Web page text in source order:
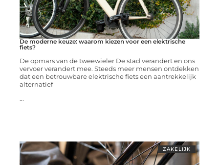
De moderne keuze: waarom kiezen voor een elektrische
fiets?
De opmars van de tweewieler De stad verandert en ons
vervoer verandert mee. Steeds meer mensen ontdekken
dat een betrouwbare elektrische fiets een aantrekkelijk
alternatief
...
ZAKELIJK